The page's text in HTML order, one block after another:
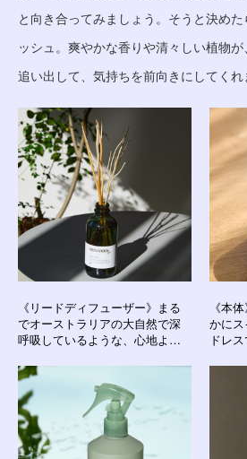
と向き合ってみましょう。そうと決め
ッシュ。爽やかな香りや清々しい植物
追い出して、気持ちを前向きにしてくれ
《リードディフューザー》まる
でオーストラリアの大自然で深
呼吸しているような、心地よさ
《本
かに
ドレ